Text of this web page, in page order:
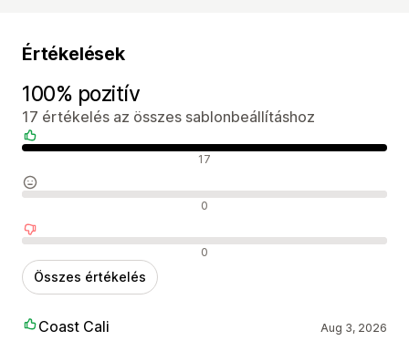
Értékelések
100% pozitív
17 értékelés az összes sablonbeállításhoz
Pozitív értékelések 17
Semleges értékelések 0
Negatív értékelések 0
Összes értékelés
Coast Cali Aug 3, 2026